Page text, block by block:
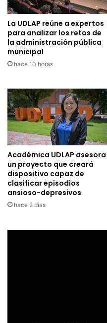
La UDLAP reúne a expertos
para analizar los retos de
la administración pública
municipal
hace 10 horas
Académica UDLAP asesora
un proyecto que creará
dispositivo capaz de
clasificar episodios
ansioso-depresivos
hace 2 días